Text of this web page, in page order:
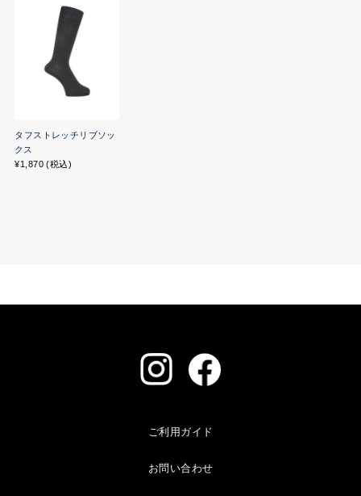
タフストレッチリブソッ
クス
¥1,870 (税込)
ご利用ガイド
お問い合わせ